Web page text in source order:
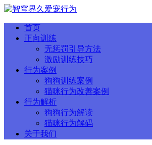
首页
正向训练
无惩罚引导方法
激励训练技巧
行为案例
狗狗训练案例
猫咪行为改善案例
行为解析
狗狗行为解读
猫咪行为解码
关于我们